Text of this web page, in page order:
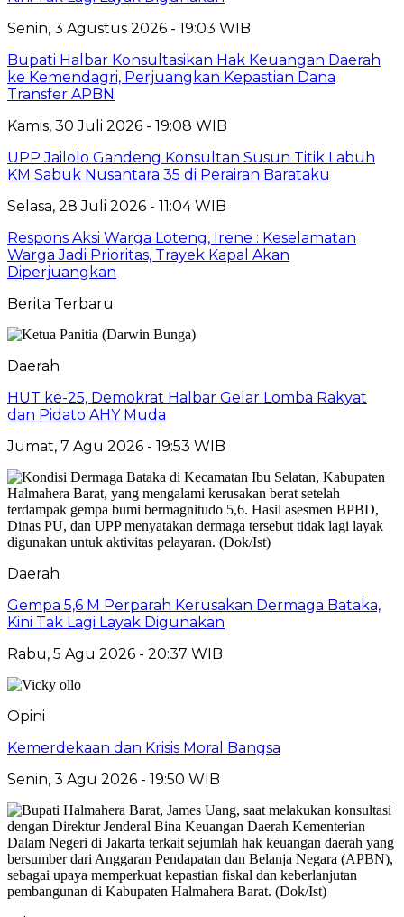
Senin, 3 Agustus 2026 - 19:03 WIB
Bupati Halbar Konsultasikan Hak Keuangan Daerah
ke Kemendagri, Perjuangkan Kepastian Dana
Transfer APBN
Kamis, 30 Juli 2026 - 19:08 WIB
UPP Jailolo Gandeng Konsultan Susun Titik Labuh
KM Sabuk Nusantara 35 di Perairan Barataku
Selasa, 28 Juli 2026 - 11:04 WIB
Respons Aksi Warga Loteng, Irene : Keselamatan
Warga Jadi Prioritas, Trayek Kapal Akan
Diperjuangkan
Berita Terbaru
Daerah
HUT ke-25, Demokrat Halbar Gelar Lomba Rakyat
dan Pidato AHY Muda
Jumat, 7 Agu 2026 - 19:53 WIB
Daerah
Gempa 5,6 M Perparah Kerusakan Dermaga Bataka,
Kini Tak Lagi Layak Digunakan
Rabu, 5 Agu 2026 - 20:37 WIB
Opini
Kemerdekaan dan Krisis Moral Bangsa
Senin, 3 Agu 2026 - 19:50 WIB